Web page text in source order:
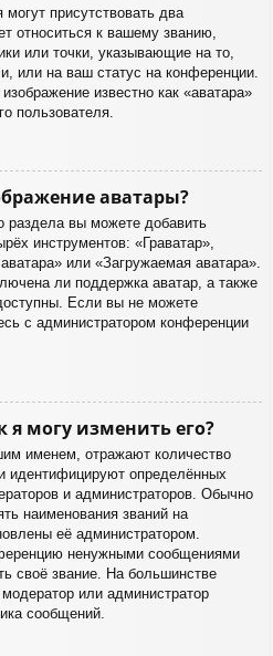
присутствовать два
относиться к вашему званию,
или точки, указывающие на то,
или на ваш статус на конференции.
известно как «аватара»
пользователя.
аватары?
раздела вы можете добавить
инструментов: «Граватар»,
или «Загружаемая аватара».
ли поддержка аватар, а также
Если вы не можете
с администратором конференции
я могу изменить его?
именем, отражают количество
идентифицируют определённых
и администраторов. Обычно
наименования званий на
её администратором.
ненужными сообщениями
своё звание. На большинстве
или администратор
сообщений.